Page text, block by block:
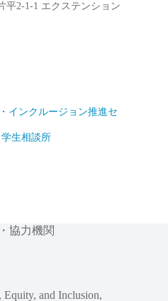
平2-1-1 エクステンション
インクルージョン推進セ
生相談所
協力機関
and Inclusion,